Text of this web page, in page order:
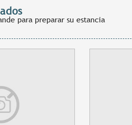
para preparar su estancia